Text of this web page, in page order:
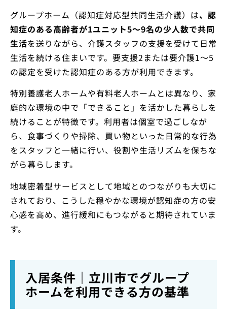
グループホーム（認知症対応型共同生活介護）は、認
知症のある高齢者が1ユニット5〜9名の少人数で共同
生活を送りながら、介護スタッフの支援を受けて日常
生活を続ける住まいです。要支援2または要介護1〜5
の認定を受けた認知症のある方が利用できます。
特別養護老人ホームや有料老人ホームとは異なり、家
庭的な環境の中で「できること」を活かした暮らしを
続けることが特徴です。利用者は個室で過ごしなが
ら、食事づくりや掃除、買い物といった日常的な行為
をスタッフと一緒に行い、役割や生活リズムを保ちな
がら暮らします。
地域密着型サービスとして地域とのつながりも大切に
されており、こうした穏やかな環境が認知症の方の安
心感を高め、進行緩和にもつながると期待されていま
す。
入居条件｜立川市でグループ
ホームを利用できる方の基準